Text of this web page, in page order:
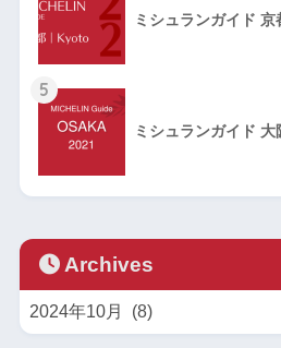
ミシュランガイド
5
ミシュランガイド
Archives